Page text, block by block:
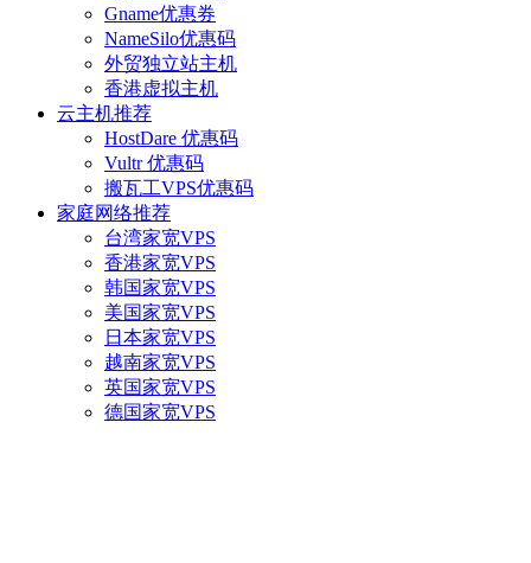
Gname优惠券
NameSilo优惠码
外贸独立站主机
香港虚拟主机
云主机推荐
HostDare 优惠码
Vultr 优惠码
搬瓦工VPS优惠码
家庭网络推荐
台湾家宽VPS
香港家宽VPS
韩国家宽VPS
美国家宽VPS
日本家宽VPS
越南家宽VPS
英国家宽VPS
德国家宽VPS